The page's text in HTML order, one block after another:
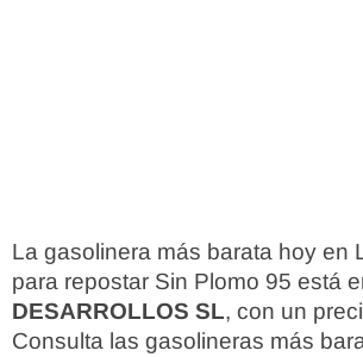
La gasolinera más barata hoy en
para repostar Sin Plomo 95 está
DESARROLLOS SL, con un
Consulta las gasolineras más